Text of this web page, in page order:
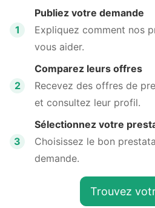
1
Publiez votre demande
Expliquez comment nos
vous aider.
2
Comparez leurs offres
Recevez des offres de
et consultez leur profil.
3
Sélectionnez votre
Choisissez le bon
demande.
Trouvez